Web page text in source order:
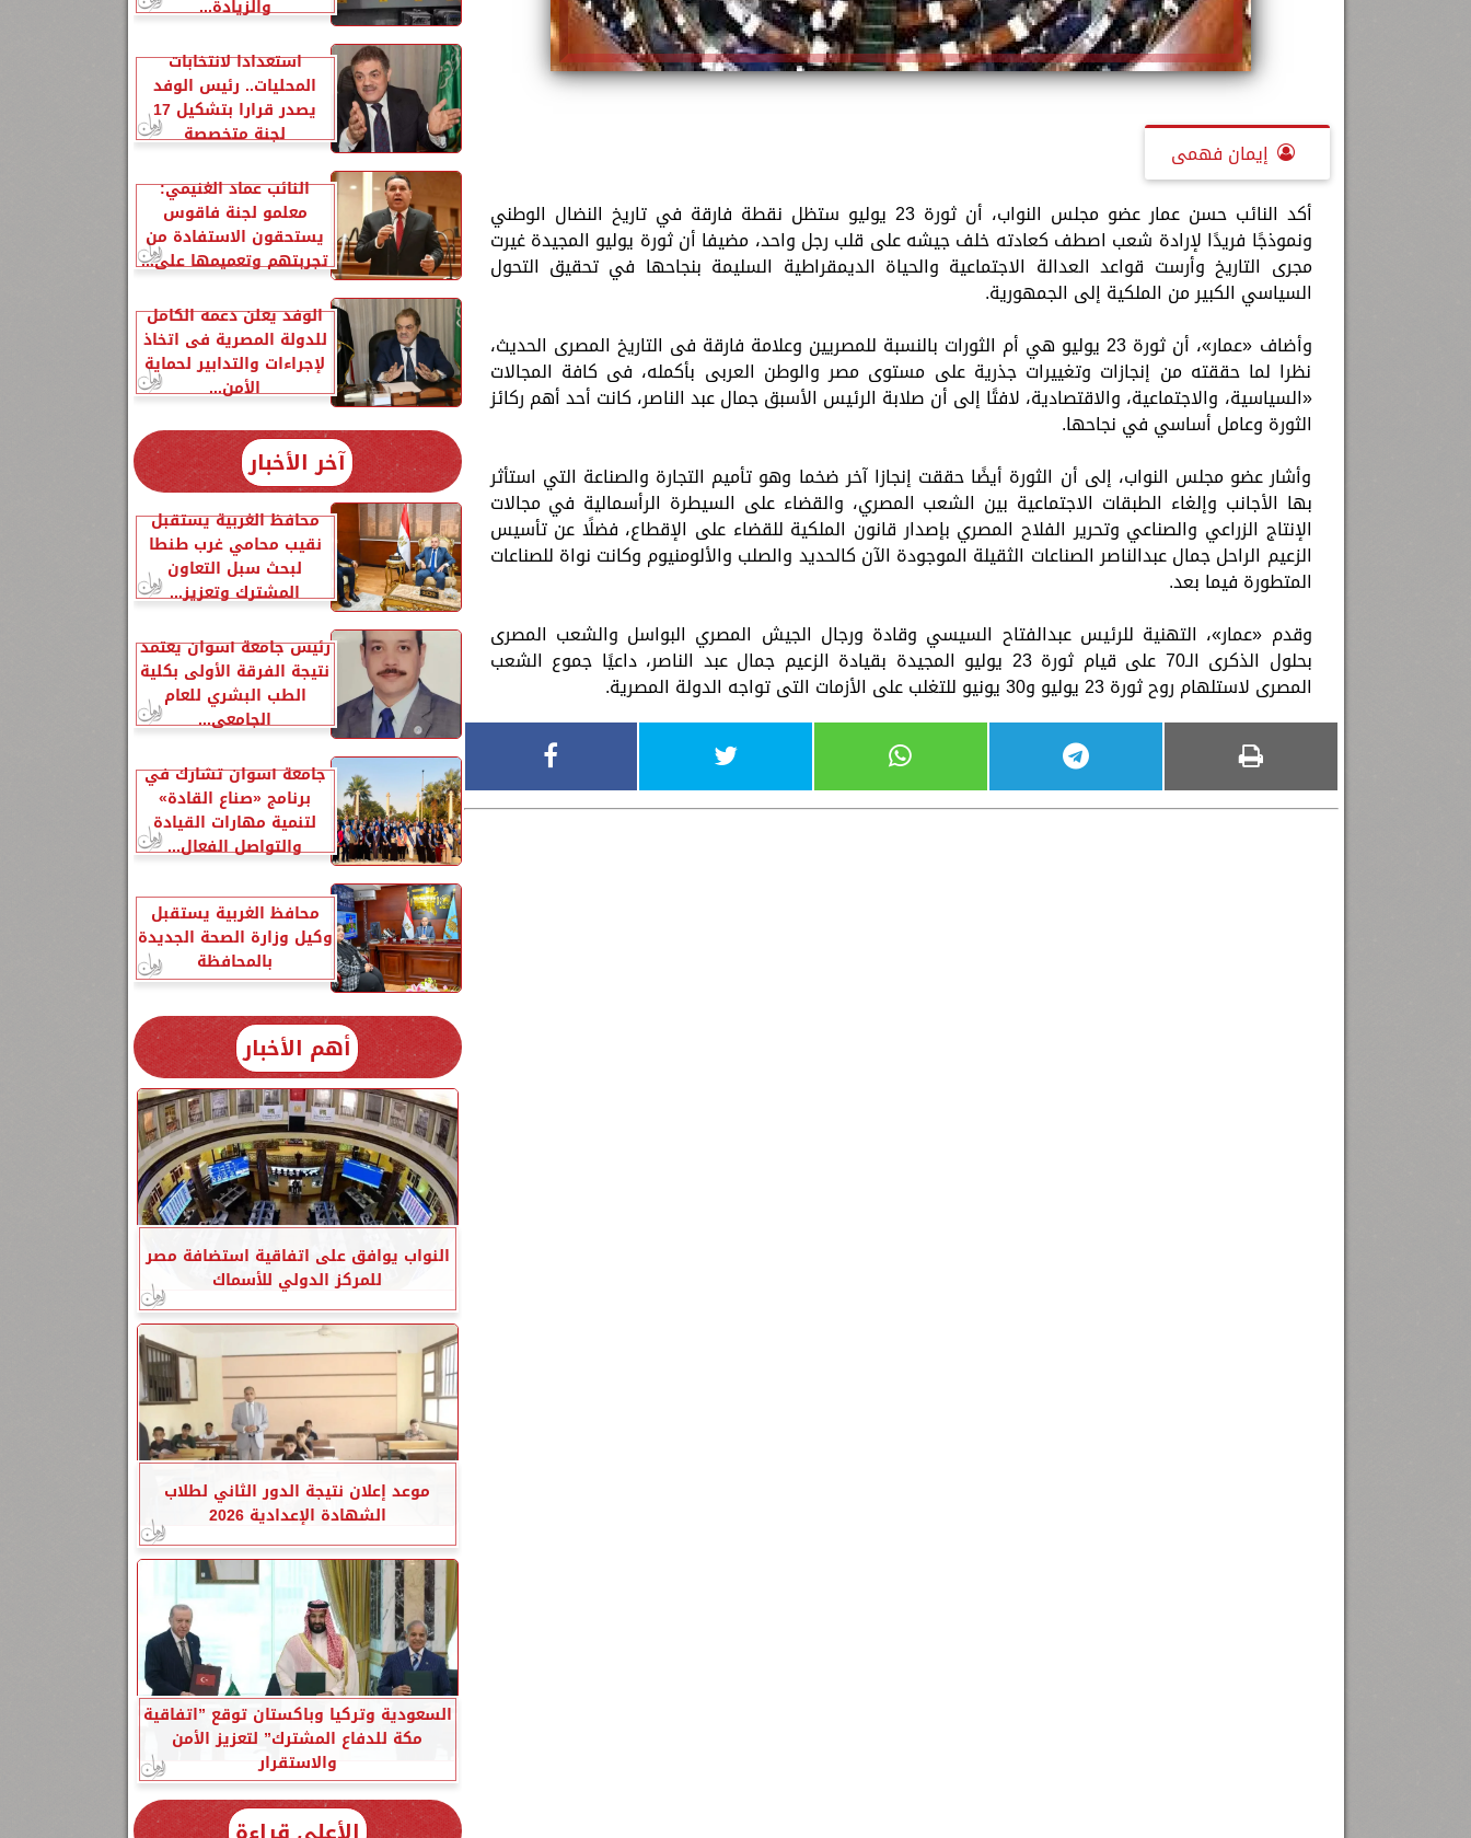
إيمان فهمى
أكد النائب حسن عمار عضو مجلس النواب، أن ثورة 23 يوليو ستظل نقطة فارقة في تاريخ النضال الوطني
ونموذجًا فريدًا لإرادة شعب اصطف كعادته خلف جيشه على قلب رجل واحد، مضيفا أن ثورة يوليو المجيدة غيرت
مجرى التاريخ وأرست قواعد العدالة الاجتماعية والحياة الديمقراطية السليمة بنجاحها في تحقيق التحول
السياسي الكبير من الملكية إلى الجمهورية.
وأضاف «عمار»، أن ثورة 23 يوليو هي أم الثورات بالنسبة للمصريين وعلامة فارقة فى التاريخ المصرى الحديث،
نظرا لما حققته من إنجازات وتغييرات جذرية على مستوى مصر والوطن العربى بأكمله، فى كافة المجالات
«السياسية، والاجتماعية، والاقتصادية، لافتًا إلى أن صلابة الرئيس الأسبق جمال عبد الناصر، كانت أحد أهم ركائز
الثورة وعامل أساسي في نجاحها.
وأشار عضو مجلس النواب، إلى أن الثورة أيضًا حققت إنجازا آخر ضخما وهو تأميم التجارة والصناعة التي استأثر
بها الأجانب وإلغاء الطبقات الاجتماعية بين الشعب المصري، والقضاء على السيطرة الرأسمالية في مجالات
الإنتاج الزراعي والصناعي وتحرير الفلاح المصري بإصدار قانون الملكية للقضاء على الإقطاع، فضلًا عن تأسيس
الزعيم الراحل جمال عبدالناصر الصناعات الثقيلة الموجودة الآن كالحديد والصلب والألومنيوم وكانت نواة للصناعات
المتطورة فيما بعد.
وقدم «عمار»، التهنية للرئيس عبدالفتاح السيسي وقادة ورجال الجيش المصري البواسل والشعب المصرى
بحلول الذكرى الـ70 على قيام ثورة 23 يوليو المجيدة بقيادة الزعيم جمال عبد الناصر، داعيًا جموع الشعب
المصرى لاستلهام روح ثورة 23 يوليو و30 يونيو للتغلب على الأزمات التى تواجه الدولة المصرية.
والزيادة...
استعدادا لانتخابات
المحليات.. رئيس الوفد
يصدر قرارا بتشكيل 17
لجنة متخصصة
النائب عماد الغنيمي:
معلمو لجنة فاقوس
يستحقون الاستفادة من
تجربتهم وتعميمها على...
الوفد يعلن دعمه الكامل
للدولة المصرية فى اتخاذ
لإجراءات والتدابير لحماية
الأمن...
آخر الأخبار
محافظ الغربية يستقبل
نقيب محامي غرب طنطا
لبحث سبل التعاون
المشترك وتعزيز...
رئيس جامعة أسوان يعتمد
نتيجة الفرقة الأولى بكلية
الطب البشري للعام
الجامعي...
جامعة أسوان تشارك في
برنامج «صناع القادة»
لتنمية مهارات القيادة
والتواصل الفعال...
محافظ الغربية يستقبل
وكيل وزارة الصحة الجديدة
بالمحافظة
أهم الأخبار
النواب يوافق على اتفاقية استضافة مصر
للمركز الدولي للأسماك
موعد إعلان نتيجة الدور الثاني لطلاب
الشهادة الإعدادية 2026
السعودية وتركيا وباكستان توقع ”اتفاقية
مكة للدفاع المشترك” لتعزيز الأمن
والاستقرار